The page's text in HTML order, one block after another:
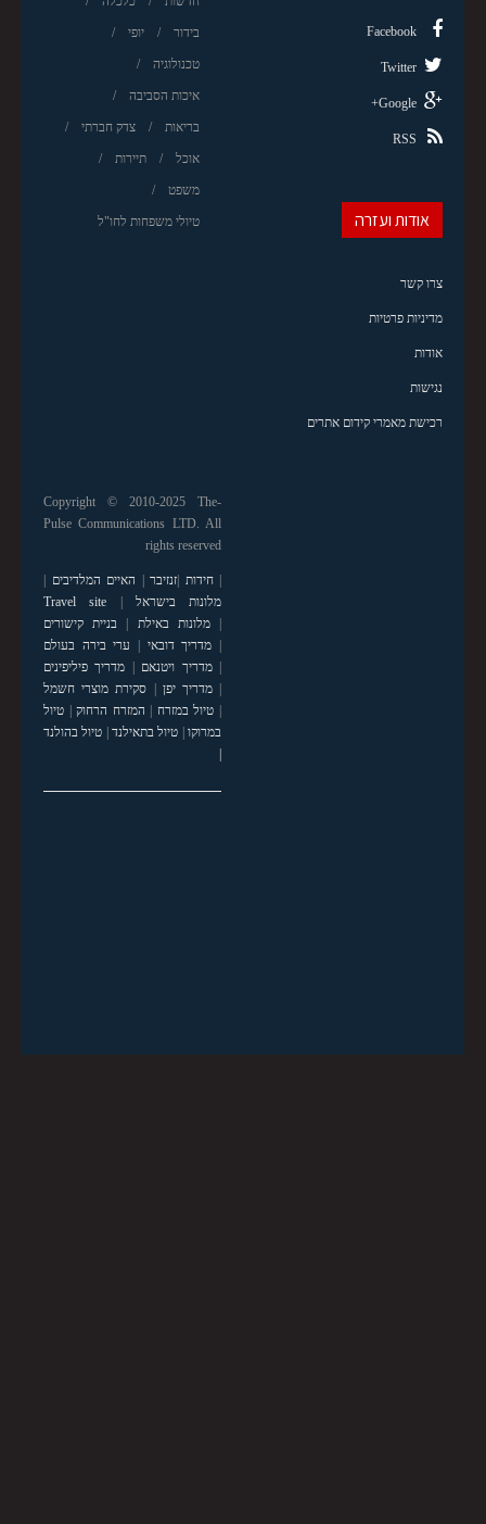
בידור יופי
טכנולוגיה
איכות הסביבה
בריאות צדק חברתי
אוכל תיירות
משפט
טיולי משפחות לחו"ל
Facebook
Twitter
Google+
RSS
אודות ועזרה
צרו קשר
מדיניות פרטיות
אודות
נגישות
רכישת מאמרי קידום אתרים
Copyright © 2010-2025 The-
Pulse Communications LTD. All
rights reserved
|חידות |זנזיבר | האיים המלדיבים |
מלונות בישראל |
Travel site
|מלונות באילת | בניית קישורים
| מדריך דובאי | ערי בירה בעולם
|מדריך ויטנאם | מדריך פיליפינים
|מדריך יפן | סקירת מוצרי חשמל
| טיול במזרח | המזרח הרחוק| טיול
במרוקו| טיול בתאילנד| טיול בהולנד
|